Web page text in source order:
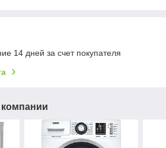
14 дней за счет покупателя